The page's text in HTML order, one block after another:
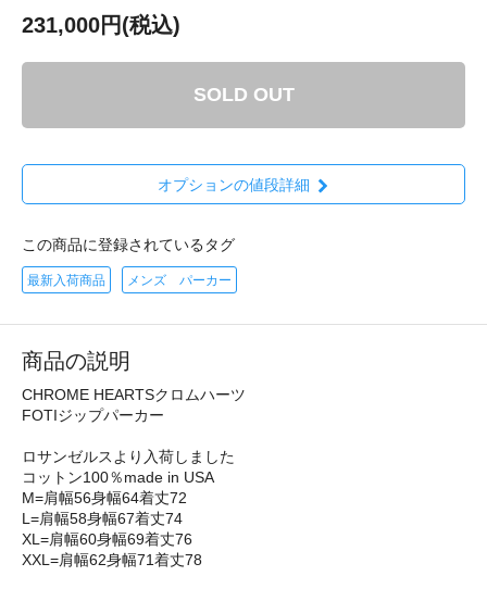
231,000円(税込)
SOLD OUT
オプションの値段詳細
この商品に登録されているタグ
最新入荷商品 メンズ パーカー
商品の説明
CHROME HEARTSクロムハーツ
FOTIジップパーカー
ロサンゼルスより入荷しました
コットン100％made in USA
M=肩幅56身幅64着丈72
L=肩幅58身幅67着丈74
XL=肩幅60身幅69着丈76
XXL=肩幅62身幅71着丈78